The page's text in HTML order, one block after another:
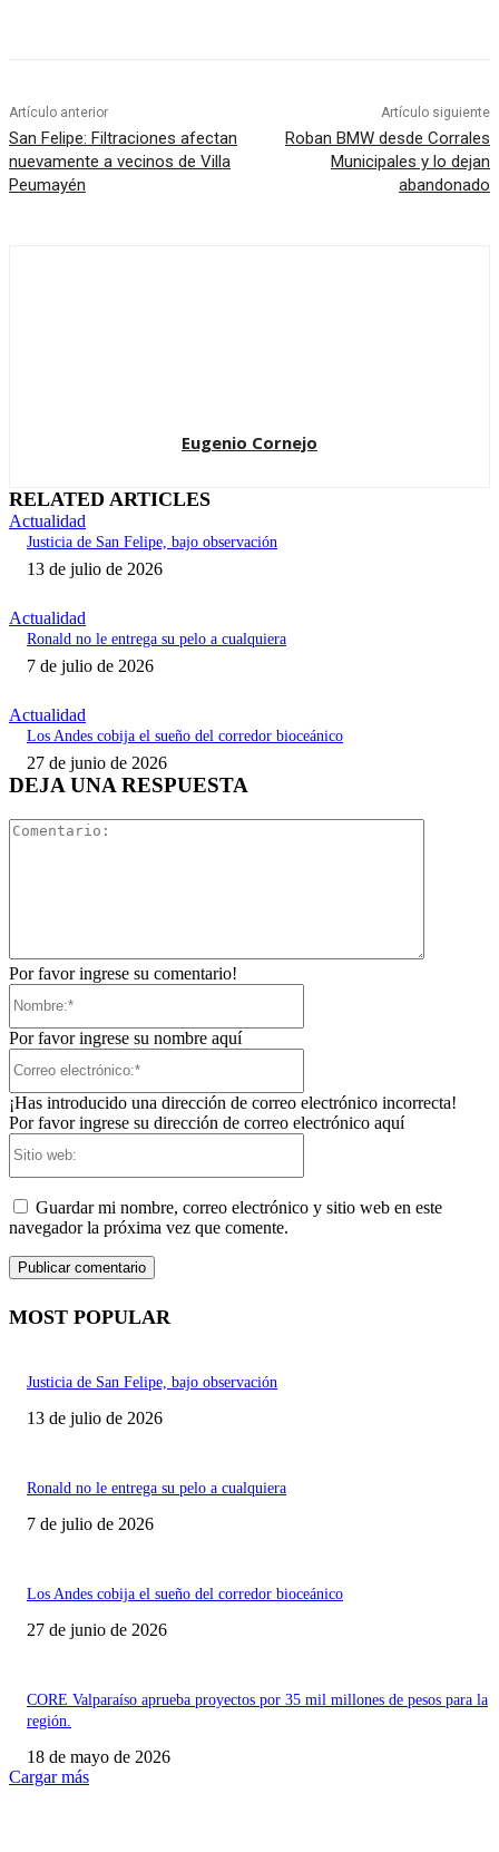
Artículo anterior
San Felipe: Filtraciones afectan
nuevamente a vecinos de Villa
Peumayén
Artículo siguiente
Roban BMW desde Corrales
Municipales y lo dejan
abandonado
Eugenio Cornejo
RELATED ARTICLES
Actualidad
Justicia de San Felipe, bajo observación
13 de julio de 2026
Actualidad
Ronald no le entrega su pelo a cualquiera
7 de julio de 2026
Actualidad
Los Andes cobija el sueño del corredor bioceánico
27 de junio de 2026
DEJA UNA RESPUESTA
Por favor ingrese su comentario!
Por favor ingrese su nombre aquí
¡Has introducido una dirección de correo electrónico incorrecta!
Por favor ingrese su dirección de correo electrónico aquí
Guardar mi nombre, correo electrónico y sitio web en este
navegador la próxima vez que comente.
MOST POPULAR
Justicia de San Felipe, bajo observación
13 de julio de 2026
Ronald no le entrega su pelo a cualquiera
7 de julio de 2026
Los Andes cobija el sueño del corredor bioceánico
27 de junio de 2026
CORE Valparaíso aprueba proyectos por 35 mil millones de pesos para la
región.
18 de mayo de 2026
Cargar más